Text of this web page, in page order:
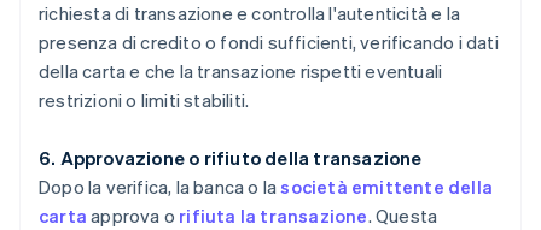
richiesta di transazione e controlla l'autenticità e la
presenza di credito o fondi sufficienti, verificando i dati
della carta e che la transazione rispetti eventuali
restrizioni o limiti stabiliti.
6. Approvazione o rifiuto della transazione
Dopo la verifica, la banca o lasocietà emittente della
carta approva o rifiuta la transazione. Questa